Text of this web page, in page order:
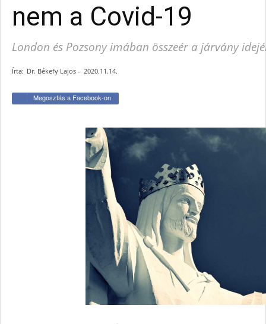
nem a Covid-19
London és Pozsony imában összeér a járvány
Írta: Dr. Békefy Lajos - 2020.11.14.
Megosztás a Facebook-on